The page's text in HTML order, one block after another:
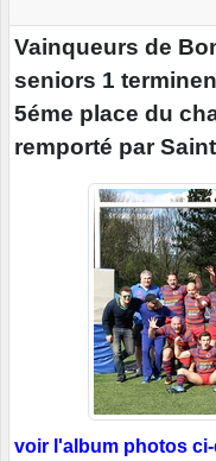
Vainqueurs de
seniors 1
5éme place du
remporté par
voir l'album photos